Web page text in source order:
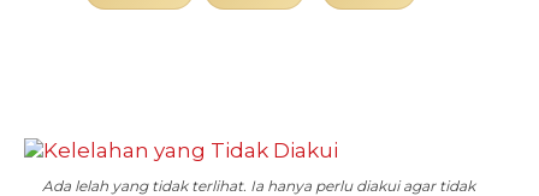
Ada lelah yang tidak terlihat. Ia hanya perlu diakui agar tidak